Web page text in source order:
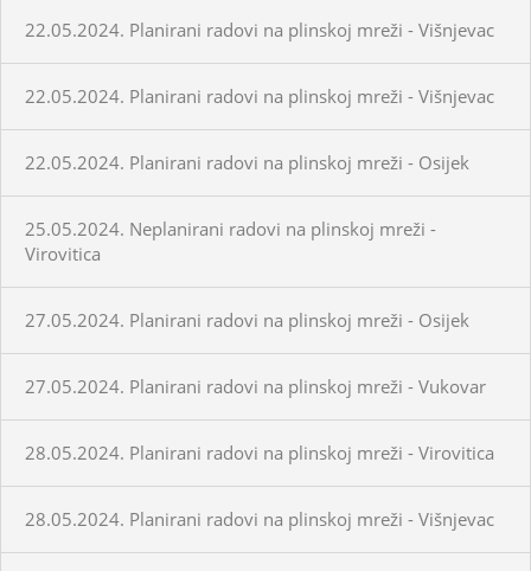
22.05.2024. Planirani radovi na plinskoj mreži - Višnjevac
22.05.2024. Planirani radovi na plinskoj mreži - Višnjevac
22.05.2024. Planirani radovi na plinskoj mreži - Osijek
25.05.2024. Neplanirani radovi na plinskoj mreži -
Virovitica
27.05.2024. Planirani radovi na plinskoj mreži - Osijek
27.05.2024. Planirani radovi na plinskoj mreži - Vukovar
28.05.2024. Planirani radovi na plinskoj mreži - Virovitica
28.05.2024. Planirani radovi na plinskoj mreži - Višnjevac